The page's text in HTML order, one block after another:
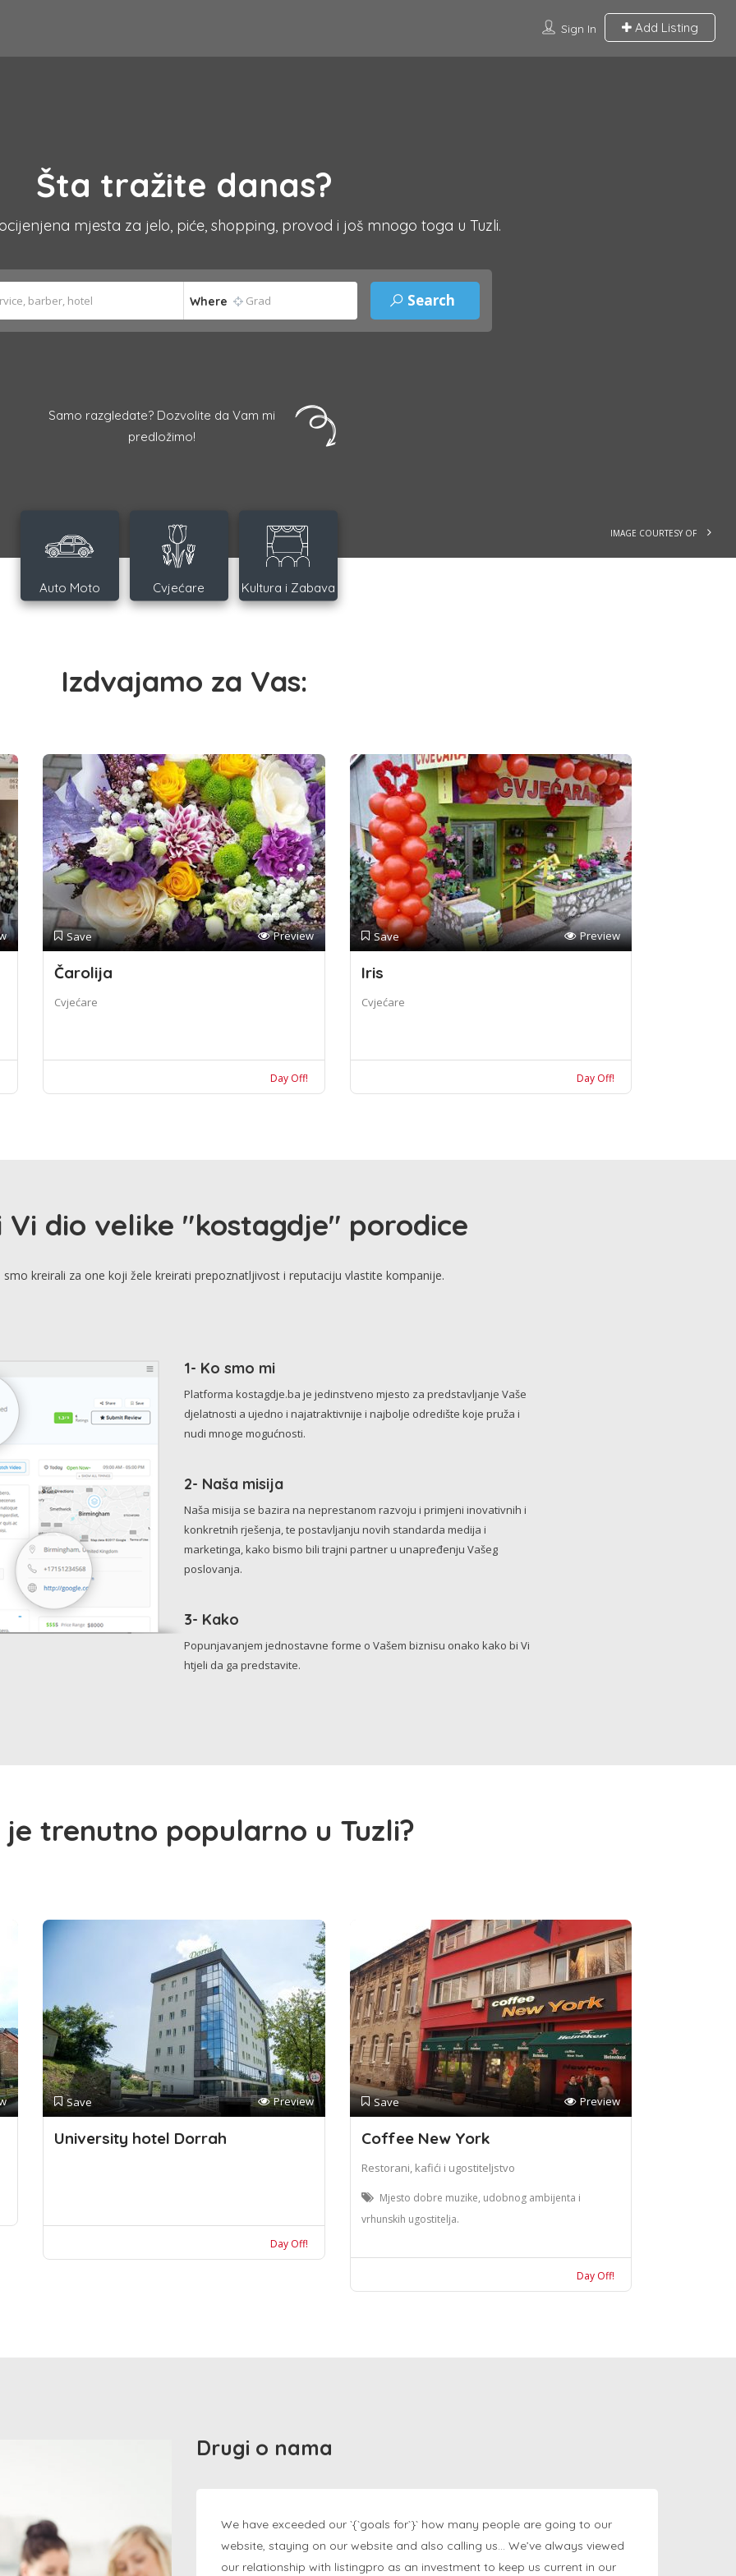
Sign In Add Listing
IMAGE COURTESY OF
Šta tražite danas?
mjesta za jelo, piće, shopping, provod i još mnogo toga u Tuzli.
Where
Samo razgledate? Dozvolite da Vam mi
predložimo!
Auto Moto Cvjećare Kultura i Zabava
Izdvajamo za Vas:
Save Preview
Čarolija
Cvjećare
Day Off!
Save Preview
Iris
Cvjećare
Day Off!
Vi dio velike "kostagdje" porodice
kreirali za one koji žele kreirati prepoznatljivost i reputaciju vlastite kompanije.
1- Ko smo mi
Platforma kostagdje.ba je jedinstveno mjesto za predstavljanje Vaše
djelatnosti a ujedno i najatraktivnije i najbolje odredište koje pruža i
nudi mnoge mogućnosti.
2- Naša misija
Naša misija se bazira na neprestanom razvoju i primjeni inovativnih i
konkretnih rješenja, te postavljanju novih standarda medija i
marketinga, kako bismo bili trajni partner u unapređenju Vašeg
poslovanja.
3- Kako
Popunjavanjem jednostavne forme o Vašem biznisu onako kako bi Vi
htjeli da ga predstavite.
je trenutno popularno u Tuzli?
Save Preview
University hotel Dorrah
Day Off!
Save Preview
Coffee New York
Restorani, kafići i ugostiteljstvo
Mjesto dobre muzike, udobnog ambijenta i
vrhunskih ugostitelja.
Day Off!
Drugi o nama
We have exceeded our `{`goals for`}` how many people are going to our
website, staying on our website and also calling us… We’ve always viewed
our relationship with listingpro as an investment to keep us current in our